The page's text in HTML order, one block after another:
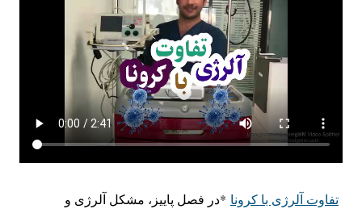
تفاوت آلرژی با کرونا *در فصل پاییز، مشکل آلرژی و